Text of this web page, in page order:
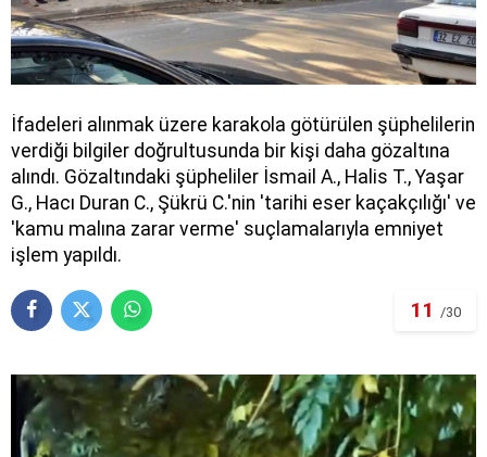
İfadeleri alınmak üzere karakola götürülen şüphelilerin
verdiği bilgiler doğrultusunda bir kişi daha gözaltına
alındı. Gözaltındaki şüpheliler İsmail A., Halis T., Yaşar
G., Hacı Duran C., Şükrü C.'nin 'tarihi eser kaçakçılığı' ve
'kamu malına zarar verme' suçlamalarıyla emniyet
işlem yapıldı.
11 /30